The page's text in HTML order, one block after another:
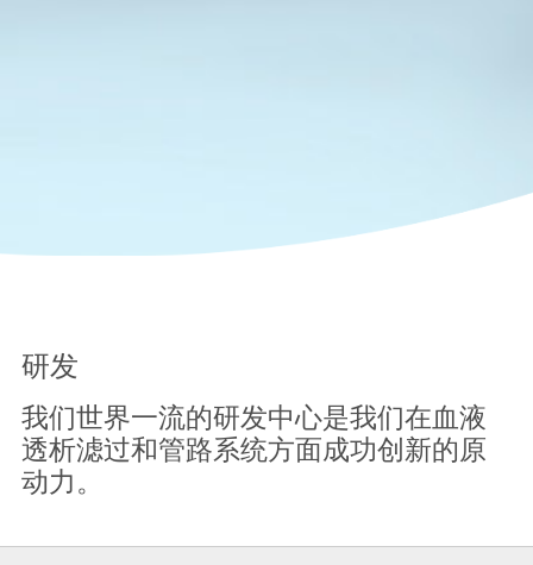
研发
我们世界一流的研发中心是我们在血液
透析滤过和管路系统方面成功创新的原
动力。